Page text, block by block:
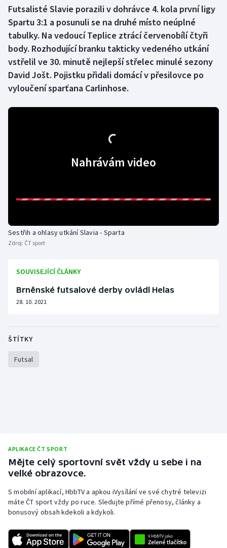
Box
Curling
Dostihy
Florbal
Jezdectví
Judo
Lezení
Lyže a snowboard
Plážový volejbal
Ragby
Rychlobruslení
Rychlostní kanoistika
Short track
Futsalisté Slavie porazili v dohrávce 4. kola první ligy
Spartu 3:1 a posunuli se na druhé místo neúplné
tabulky. Na vedoucí Teplice ztrácí červenobílí čtyři
body. Rozhodující branku takticky vedeného utkání
vstřelil ve 30. minutě nejlepší střelec minulé sezony
David Jošt. Pojistku přidali domácí v přesilovce po
vyloučení sparťana Carlinhose.
Nahrávám video
Sestřih a ohlasy utkání Slavia - Sparta
Zdroj: ČT sport
SOUVISEJÍCÍ ČLÁNKY
Brněnské futsalové derby ovládl Helas
28. 10. 2021
ŠTÍTKY
Futsal
APLIKACE ČT SPORT
Mějte celý sportovní svět vždy u sebe i na
velké obrazovce.
S mobilní aplikací, HbbTV a apkou iVysílání ve své chytré televizi
máte ČT sport vždy po ruce. Sledujte přímé přenosy, články a
bonusový obsah kdekoli a kdykoli.